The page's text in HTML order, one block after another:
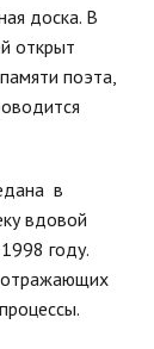
доска. В
открыт
поэта,
в
вдовой
году.
отражающих